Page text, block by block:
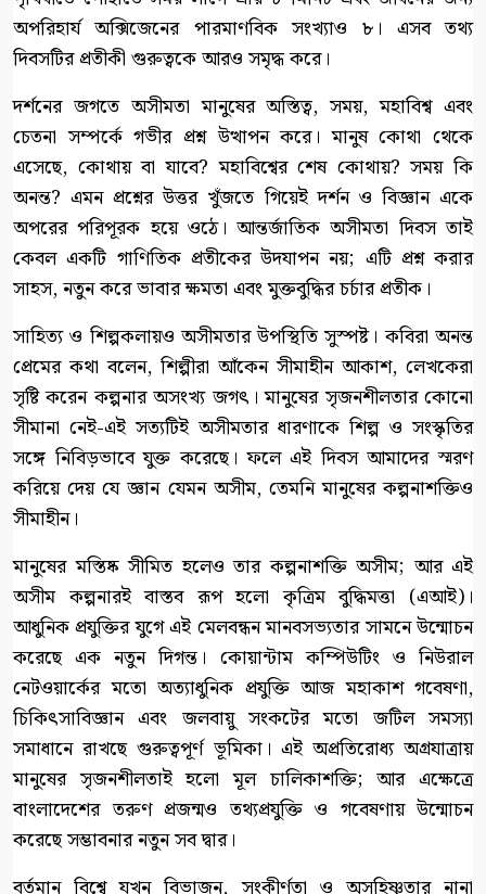
অপরিহার্য অক্সিজেনের পারমাণবিক সংখ্যাও ৮। এসব তথ্য
দিবসটির প্রতীকী গুরুত্বকে আরও সমৃদ্ধ করে।
দর্শনের জগতে অসীমতা মানুষের অস্তিত্ব, সময়, মহাবিশ্ব এবং
চেতনা সম্পর্কে গভীর প্রশ্ন উত্থাপন করে। মানুষ কোথা থেকে
এসেছে, কোথায় বা যাবে? মহাবিশ্বের শেষ কোথায়? সময় কি
অনন্ত? এমন প্রশ্নের উত্তর খুঁজতে গিয়েই দর্শন ও বিজ্ঞান একে
অপরের পরিপূরক হয়ে ওঠে। আন্তর্জাতিক অসীমতা দিবস তাই
কেবল একটি গাণিতিক প্রতীকের উদযাপন নয়; এটি প্রশ্ন করার
সাহস, নতুন করে ভাবার ক্ষমতা এবং মুক্তবুদ্ধির চর্চার প্রতীক।
সাহিত্য ও শিল্পকলায়ও অসীমতার উপস্থিতি সুস্পষ্ট। কবিরা অনন্ত
প্রেমের কথা বলেন, শিল্পীরা আঁকেন সীমাহীন আকাশ, লেখকেরা
সৃষ্টি করেন কল্পনার অসংখ্য জগৎ। মানুষের সৃজনশীলতার কোনো
সীমানা নেই-এই সত্যটিই অসীমতার ধারণাকে শিল্প ও সংস্কৃতির
সঙ্গে নিবিড়ভাবে যুক্ত করেছে। ফলে এই দিবস আমাদের স্মরণ
করিয়ে দেয় যে জ্ঞান যেমন অসীম, তেমনি মানুষের কল্পনাশক্তিও
সীমাহীন।
মানুষের মস্তিষ্ক সীমিত হলেও তার কল্পনাশক্তি অসীম; আর এই
অসীম কল্পনারই বাস্তব রূপ হলো কৃত্রিম বুদ্ধিমত্তা (এআই)।
আধুনিক প্রযুক্তির যুগে এই মেলবন্ধন মানবসভ্যতার সামনে উন্মোচন
করেছে এক নতুন দিগন্ত। কোয়ান্টাম কম্পিউটিং ও নিউরাল
নেটওয়ার্কের মতো অত্যাধুনিক প্রযুক্তি আজ মহাকাশ গবেষণা,
চিকিৎসাবিজ্ঞান এবং জলবায়ু সংকটের মতো জটিল সমস্যা
সমাধানে রাখছে গুরুত্বপূর্ণ ভূমিকা। এই অপ্রতিরোধ্য অগ্রযাত্রায়
মানুষের সৃজনশীলতাই হলো মূল চালিকাশক্তি; আর এক্ষেত্রে
বাংলাদেশের তরুণ প্রজন্মও তথ্যপ্রযুক্তি ও গবেষণায় উন্মোচন
করেছে সম্ভাবনার নতুন সব দ্বার।